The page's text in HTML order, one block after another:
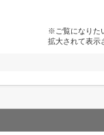
※ご覧になりた
拡大されて表示